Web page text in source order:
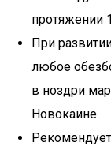
протяжении
При
любое
в ноздри
Новокаине.